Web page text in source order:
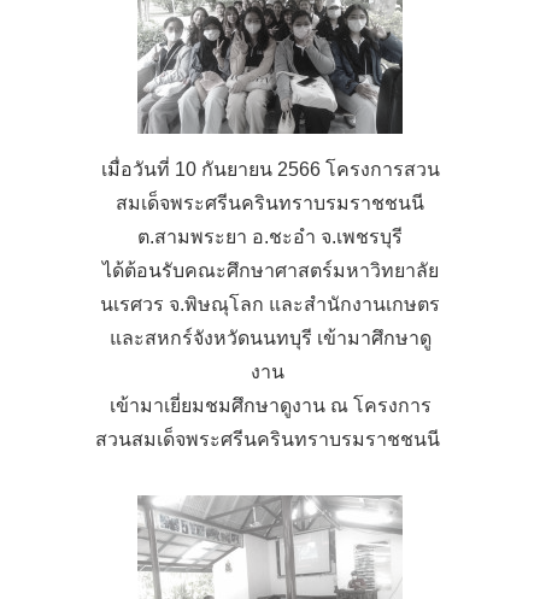
เมื่อวันที่ 10 กันยายน 2566 โครงการสวน
สมเด็จพระศรีนครินทราบรมราชชนนี
ต.สามพระยา อ.ชะอำ จ.เพชรบุรี
ได้ต้อนรับคณะศึกษาศาสตร์มหาวิทยาลัย
นเรศวร จ.พิษณุโลก และสำนักงานเกษตร
และสหกร์จังหวัดนนทบุรี เข้ามาศึกษาดู
งาน
เข้ามาเยี่ยมชมศึกษาดูงาน ณ โครงการ
สวนสมเด็จพระศรีนครินทราบรมราชชนนี